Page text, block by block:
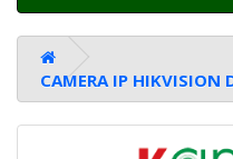
CAMERA IP HIKVISION